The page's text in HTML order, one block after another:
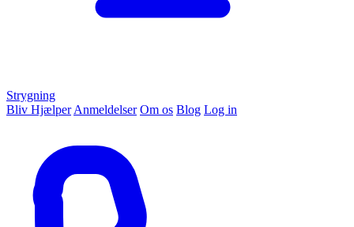
Strygning
Bliv Hjælper Anmeldelser Om os Blog Log in